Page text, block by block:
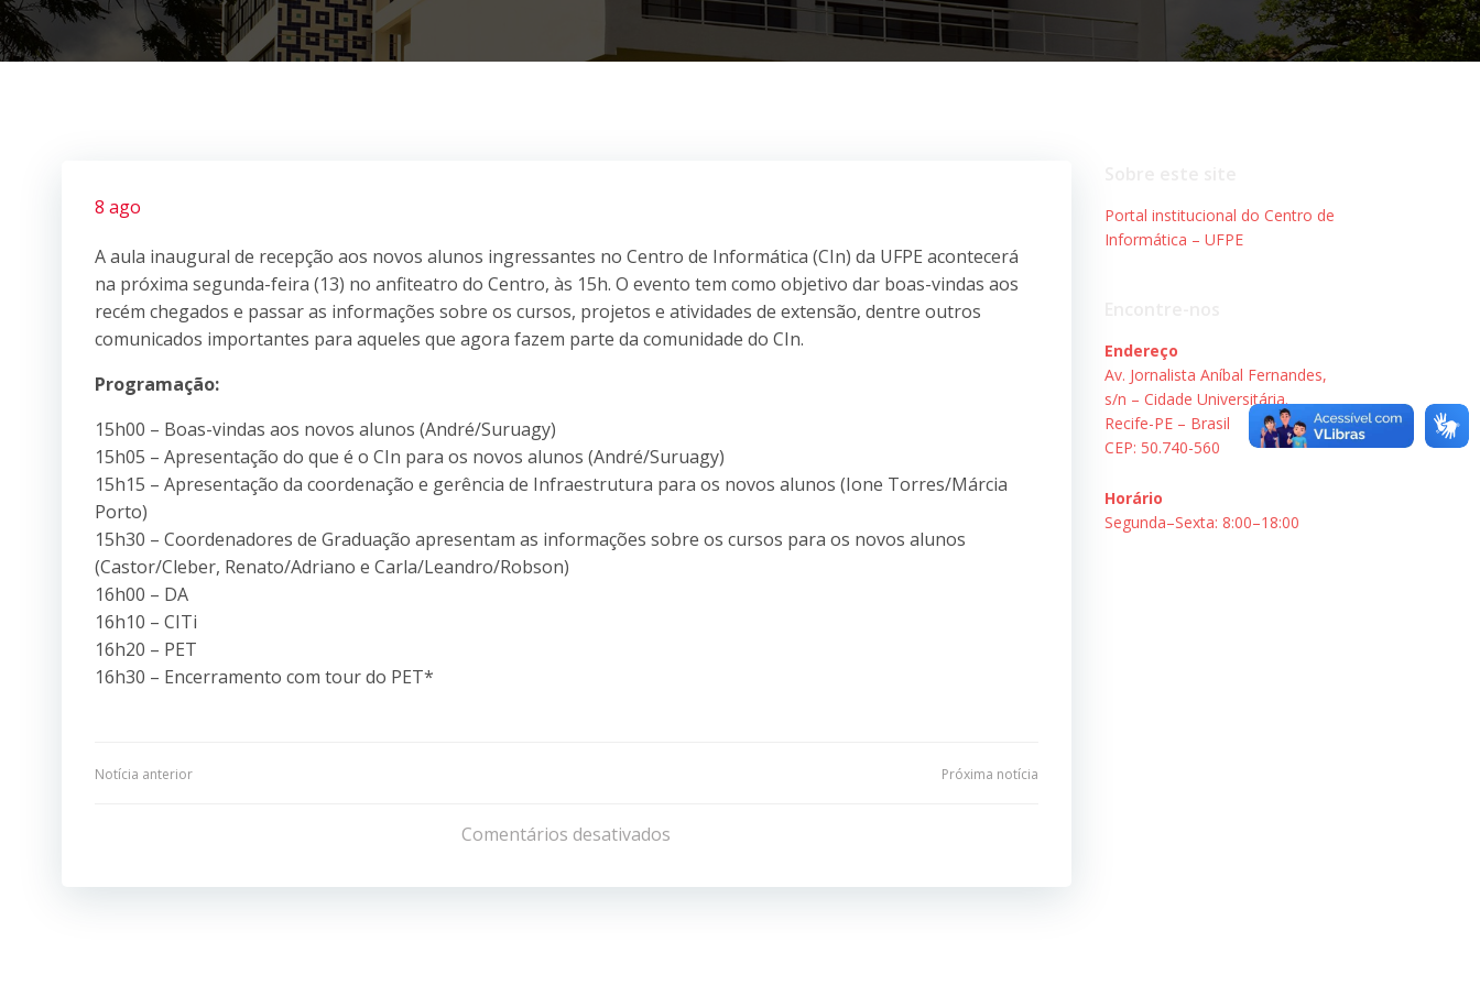
8 ago
A aula inaugural de recepção aos novos alunos ingressantes no Centro de Informática (CIn) da UFPE acontecerá
na próxima segunda-feira (13) no anfiteatro do Centro, às 15h. O evento tem como objetivo dar boas-vindas aos
recém chegados e passar as informações sobre os cursos, projetos e atividades de extensão, dentre outros
comunicados importantes para aqueles que agora fazem parte da comunidade do CIn.
Programação:
15h00 – Boas-vindas aos novos alunos (André/Suruagy)
15h05 – Apresentação do que é o CIn para os novos alunos (André/Suruagy)
15h15 – Apresentação da coordenação e gerência de Infraestrutura para os novos alunos (Ione Torres/Márcia
Porto)
15h30 – Coordenadores de Graduação apresentam as informações sobre os cursos para os novos alunos
(Castor/Cleber, Renato/Adriano e Carla/Leandro/Robson)
16h00 – DA
16h10 – CITi
16h20 – PET
16h30 – Encerramento com tour do PET*
Navegação
Post
Notícia anterior
de
Post
Próxima notícia
Comentários desativados
Portal institucional do Centro de
Informática – UFPE
Endereço
Av. Jornalista Aníbal Fernandes,
s/n – Cidade Universitária.
Recife-PE – Brasil
CEP: 50.740-560
Horário
Segunda–Sexta: 8:00–18:00